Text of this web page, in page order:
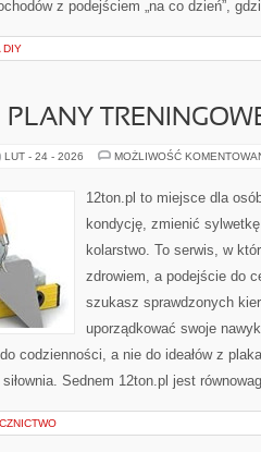
z podejściem „na co dzień”,
DIY
LUT - 24 - 2026 MOŻLIWOŚĆ
12ton.pl to miejsce dla
kondycję, zmienić
kolarstwo. To serwis, w
zdrowiem, a podejście do
szukasz sprawdzonych
uporządkować swoje
codzienności, a nie do ideałów z
Sednem 12ton.pl jest